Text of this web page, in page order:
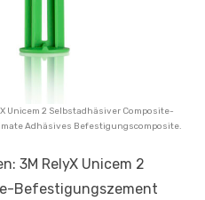
Unicem 2 Selbstadhäsiver Composite-
Adhäsives Befestigungscomposite.
3M RelyX Unicem 2
Befestigungszement